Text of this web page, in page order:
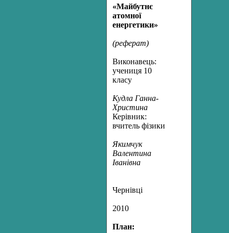
«Майбутнє
атомної
енергетики»
(реферат)
Виконавець:
учениця 10
класу
Кудла Ганна-
Христина
Керівник:
вчитель фізики
Якимчук
Валентина
Іванівна
Чернівці
2010
План: